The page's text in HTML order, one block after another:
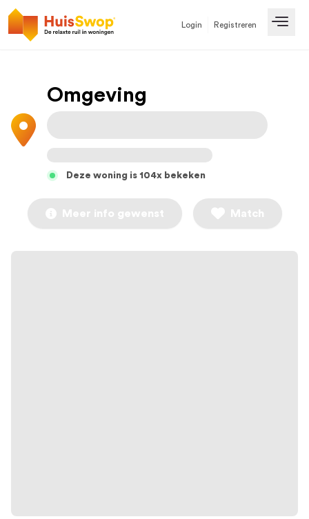
Login Registreren
Omgeving
Deze woning is 104x bekeken
Meer info gewenst Match